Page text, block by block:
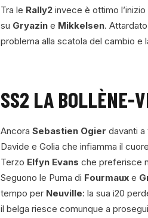
Tra le Rally2 invece è ottimo
su Gryazin e Mikkelsen.
problema alla scatola del cambio e
SS2 LA BOLLÈNE-
Ancora Sebastien Ogier davanti a
Davide e Golia che infiamma il
Terzo Elfyn Evans che preferisce
Seguono le Puma di Fourmaux e
tempo per Neuville: la sua i20
il belga riesce comunque a